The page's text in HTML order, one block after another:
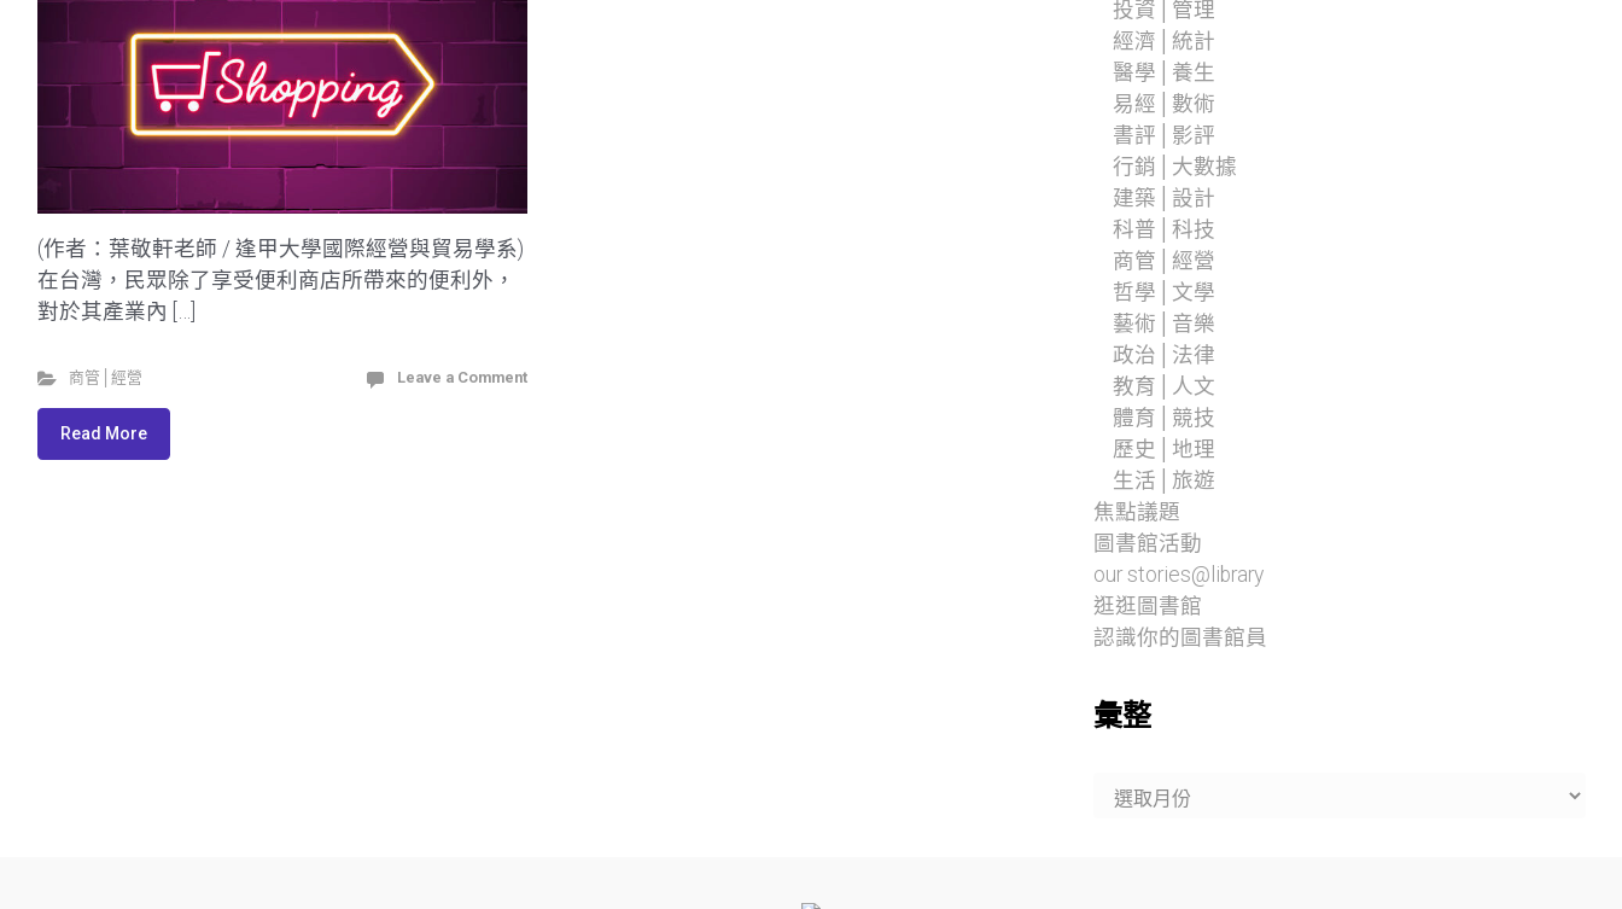
(作者：葉敬軒老師 / 逢甲大學國際經營與貿易學系)
在台灣，民眾除了享受便利商店所帶來的便利外，
對於其產業內 […]
商管│經營 Leave a Comment
Read More
投資│管理
經濟│統計
醫學│養生
易經│數術
書評│影評
行銷│大數據
建築│設計
科普│科技
商管│經營
哲學│文學
藝術│音樂
政治│法律
教育│人文
體育│競技
歷史│地理
生活│旅遊
焦點議題
圖書館活動
our stories@library
逛逛圖書館
認識你的圖書館員
彙整